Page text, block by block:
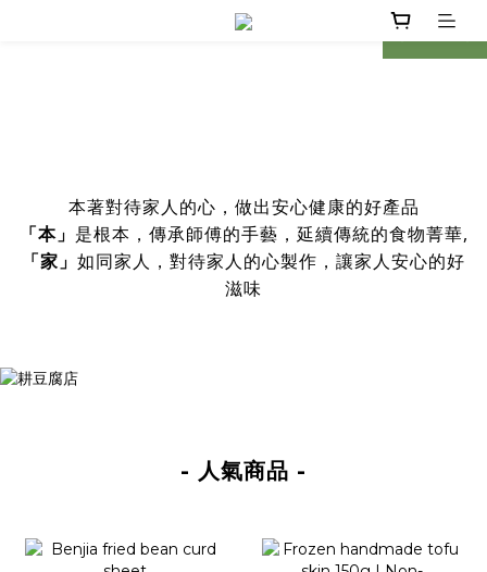
prev next
本著對待家人的心，做出安心健康的好產品
「本」 是根本，傳承師傅的手藝，延續傳統的食物菁華,
「家」 如同家人，對待家人的心製作，讓家人安心的好
滋味
- 人氣商品 -